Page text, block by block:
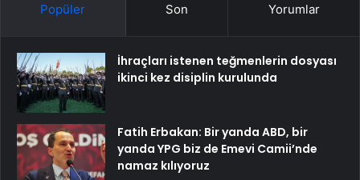
Popüler Son Yorumlar
İhraçları istenen teğmenlerin dosyası
ikinci kez disiplin kurulunda
Fatih Erbakan: Bir yanda ABD, bir
yanda YPG biz de Emevi Camii’nde
namaz kılıyoruz